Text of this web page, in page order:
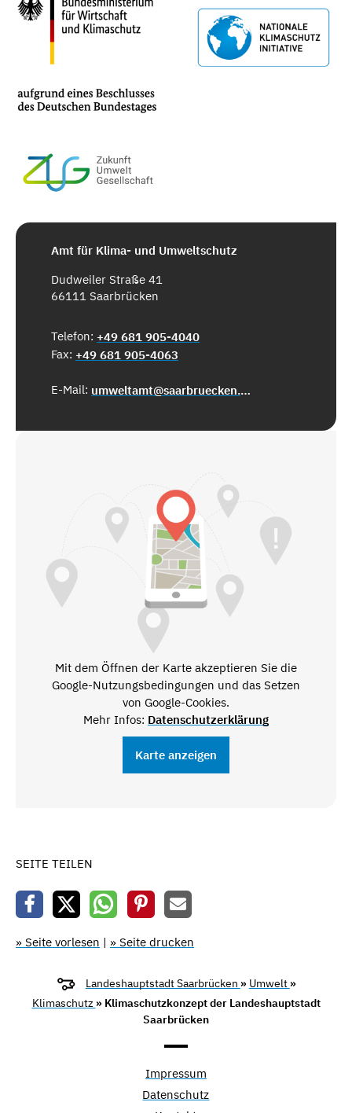
Amt für Klima- und Umweltschutz
Dudweiler Straße 41
66111 Saarbrücken
Telefon: +49 681 905-4040
Fax: +49 681 905-4063
E-Mail: umweltamt@saarbruecken.de
Mit dem Öffnen der Karte akzeptieren Sie die
Google-Nutzungsbedingungen und das Setzen
von Google-Cookies.
Mehr Infos: Datenschutzerklärung
Karte anzeigen
SEITE TEILEN
» Seite vorlesen | » Seite drucken
Landeshauptstadt Saarbrücken » Umwelt »
Klimaschutz » Klimaschutzkonzept der Landeshauptstadt
Saarbrücken
Impressum
Datenschutz